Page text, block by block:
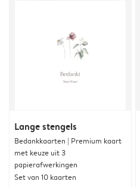
Lange stengels
Bedankkaarten | Premium kaart
met keuze uit 3
papierafwerkingen
Set van 10 kaarten